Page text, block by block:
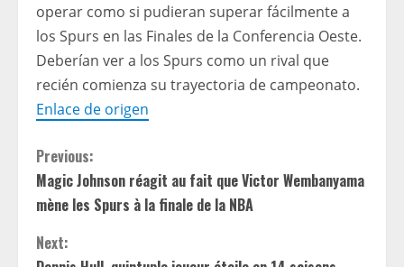
operar como si pudieran superar fácilmente a
los Spurs en las Finales de la Conferencia Oeste.
Deberían ver a los Spurs como un rival que
recién comienza su trayectoria de campeonato.
Enlace de origen
C
o
n
Previous:
Magic Johnson réagit au fait que Victor Wembanyama
mène les Spurs à la finale de la NBA
Next: